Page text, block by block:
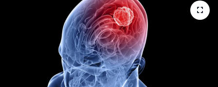
Resmi İlanlar
Rüya Tabirleri